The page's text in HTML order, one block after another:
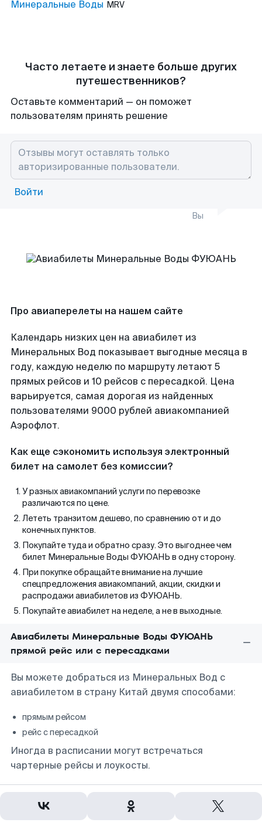
Минеральные Воды MRV
Часто летаете и знаете больше других
путешественников?
Оставьте комментарий — он поможет
пользователям принять решение
Войти
Вы
Про авиаперелеты на нашем сайте
Календарь низких цен на авиабилет из
Минеральных Вод показывает выгодные месяца в
году, каждую неделю по маршруту летают 5
прямых рейсов и 10 рейсов с пересадкой. Цена
варьируется, самая дорогая из найденных
пользователями 9000 рублей авиакомпанией
Аэрофлот.
Как еще сэкономить используя электронный
билет на самолет без комиссии?
У разных авиакомпаний услуги по перевозке
различаются по цене.
Лететь транзитом дешево, по сравнению от и до
конечных пунктов.
Покупайте туда и обратно сразу. Это выгоднее чем
билет Минеральные Воды ФУЮАНЬ в одну сторону.
При покупке обращайте внимание на лучшие
спецпредложения авиакомпаний, акции, скидки и
распродажи авиабилетов из ФУЮАНЬ.
Покупайте авиабилет на неделе, а не в выходные.
Авиабилеты Минеральные Воды ФУЮАНЬ
прямой рейс или с пересадками
Вы можете добраться из Минеральных Вод с
авиабилетом в страну Китай двумя способами:
прямым рейсом
рейс с пересадкой
Иногда в расписании могут встречаться
чартерные рейсы и лоукосты.